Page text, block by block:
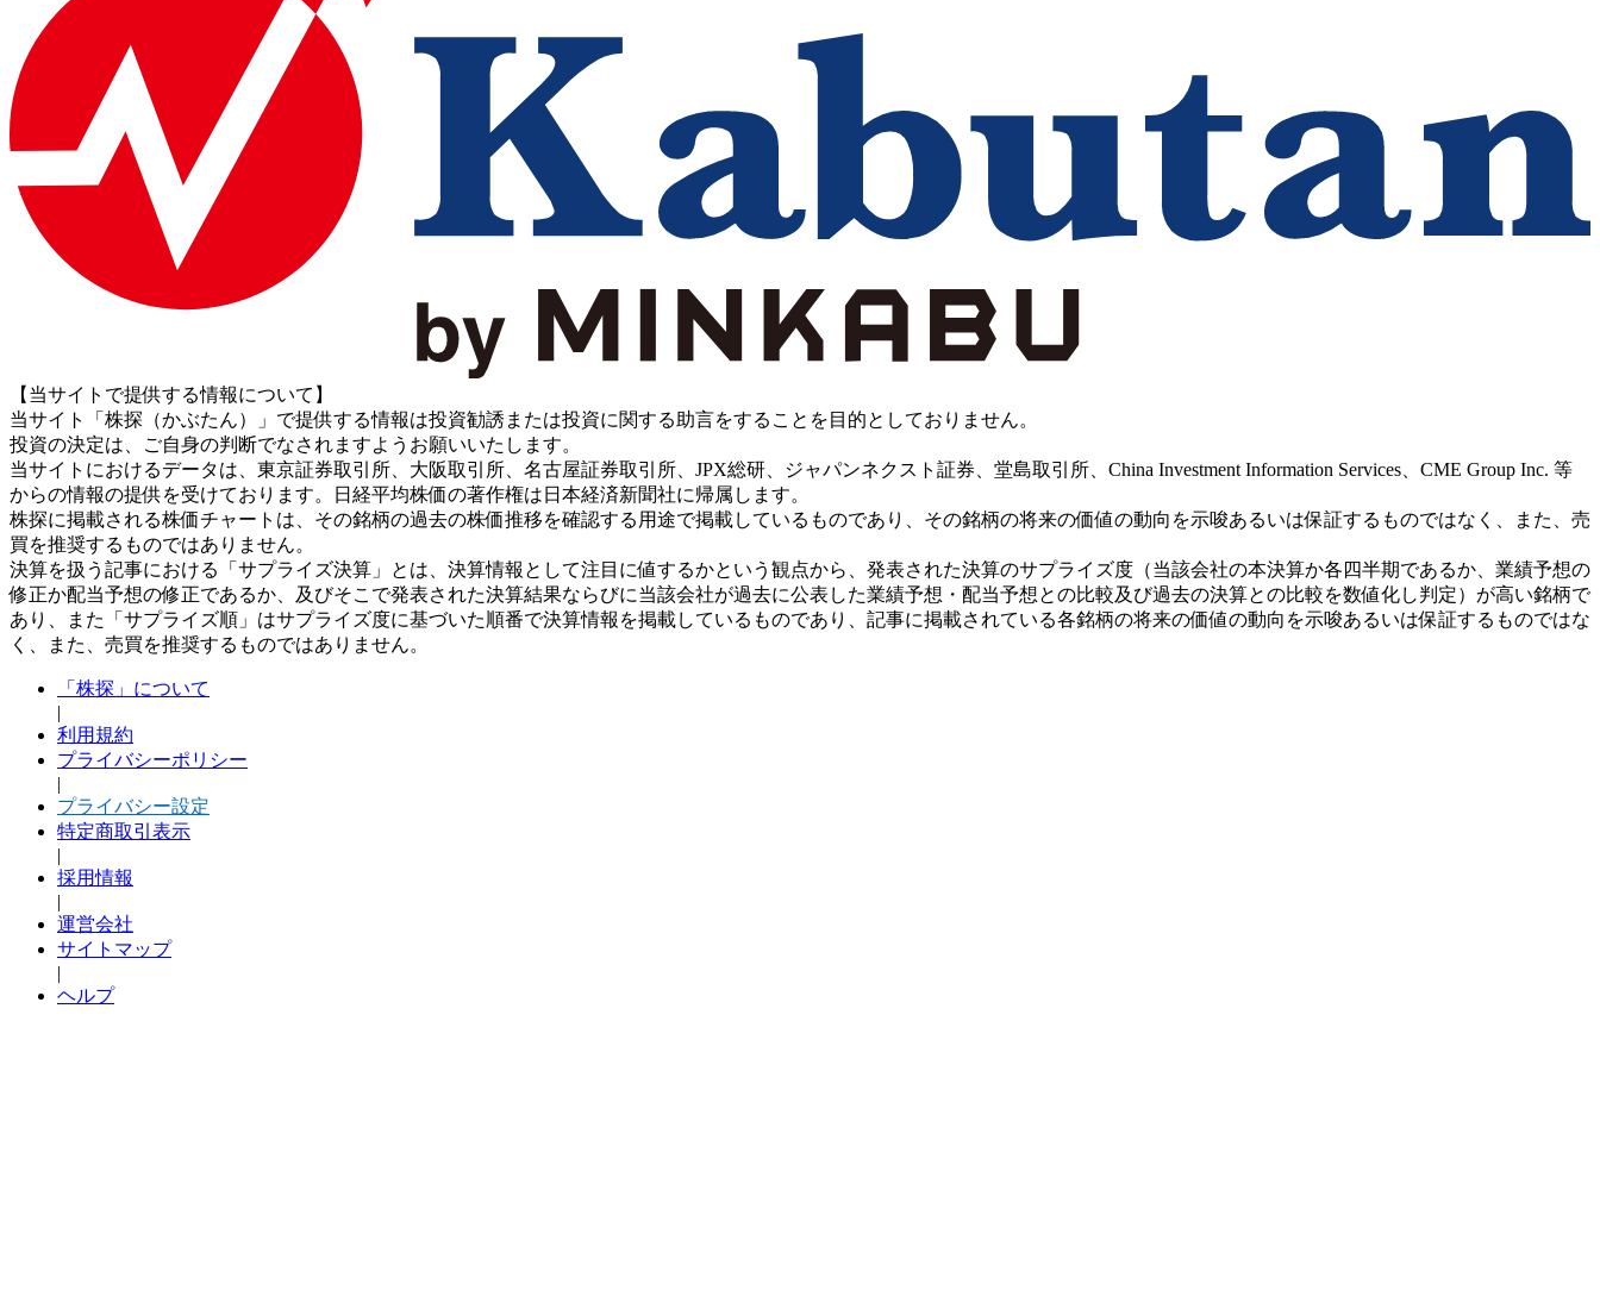
【当サイトで提供する情報について】
当サイト「株探（かぶたん）」で提供する情報は投資勧誘または投資に関する助言をすることを目的としておりません。
投資の決定は、ご自身の判断でなされますようお願いいたします。
当サイトにおけるデータは、東京証券取引所、大阪取引所、名古屋証券取引所、JPX総研、ジャパンネクスト証券、堂島取引所、China Investment Information Services、CME Group Inc. 等
からの情報の提供を受けております。日経平均株価の著作権は日本経済新聞社に帰属します。
株探に掲載される株価チャートは、その銘柄の過去の株価推移を確認する用途で掲載しているものであり、その銘柄の将来の価値の動向を示唆あるいは保証するものではなく、また、売
買を推奨するものではありません。
決算を扱う記事における「サプライズ決算」とは、決算情報として注目に値するかという観点から、発表された決算のサプライズ度（当該会社の本決算か各四半期であるか、業績予想の
修正か配当予想の修正であるか、及びそこで発表された決算結果ならびに当該会社が過去に公表した業績予想・配当予想との比較及び過去の決算との比較を数値化し判定）が高い銘柄で
あり、また「サプライズ順」はサプライズ度に基づいた順番で決算情報を掲載しているものであり、記事に掲載されている各銘柄の将来の価値の動向を示唆あるいは保証するものではな
く、また、売買を推奨するものではありません。
「株探」について
|
利用規約
プライバシーポリシー
|
プライバシー設定
特定商取引表示
|
採用情報
|
運営会社
サイトマップ
|
ヘルプ